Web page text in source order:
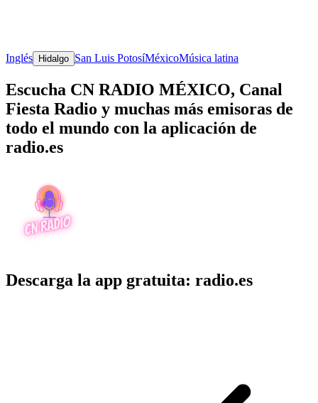
Inglés Hidalgo San Luis PotosíMéxicoMúsica latina
Escucha CN RADIO MÉXICO, Canal
Fiesta Radio y muchas más emisoras de
todo el mundo con la aplicación de
radio.es
Descarga la app gratuita: radio.es